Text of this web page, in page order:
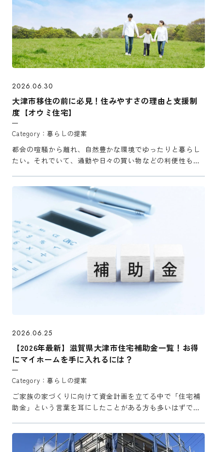
2026.06.30
大津市移住の前に必見！住みやすさの理由と支援制
度【オウミ住宅】
暮らしの提案
都会の喧騒から離れ、自然豊かな環境でゆったりと暮らし
たい。それでいて、通勤や日々の買い物などの利便性も妥
す。 本記事 ...
2026.06.25
【2026年最新】滋賀県大津市住宅補助金一覧！お得
にマイホームを手に入れるには？
暮らしの提案
ご家族の家づくりに向けて資金計画を立てる中で「住宅補
助金」という言葉を耳にしたことがある方も多いはずで
そこでこの ...